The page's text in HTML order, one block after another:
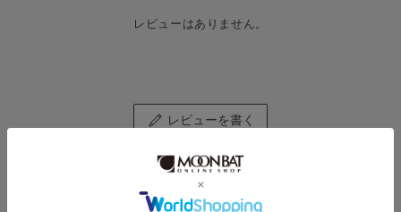
レビューはありません。
レビューを書く